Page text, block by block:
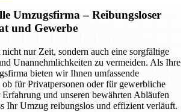
Umzugsfirma – Reibungsloser
und Gewerbe
nur Zeit, sondern auch eine sorgfältige
Unannehmlichkeiten zu vermeiden. Als Ihre
bieten wir Ihnen umfassende
für Privatpersonen oder für gewerbliche
und unseren bewährten Abläufen
Ihr Umzug reibungslos und effizient verläuft.